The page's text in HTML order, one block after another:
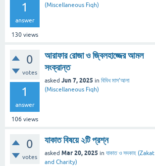
1
answer
130 views
(Miscellaneous Fiqh)
0
votes
1
answer
106 views
আরাফার রোজা ও জ্বিলহাজ্জের আমল
সংক্রান্ত
asked Jun 7, 2025 in বিবিধ মাস’আলা
(Miscellaneous Fiqh)
0
votes
যাকাত বিষয়ে ২টি প্রশ্ন
asked Mar 20, 2025 in যাকাত ও সদকাহ (Zakat
and Charity)